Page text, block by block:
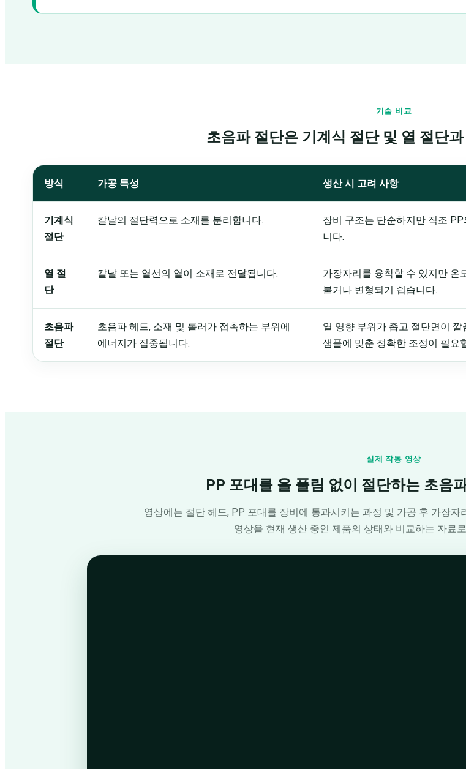
기술 비교
초음파 절단은 기계식 절단 및 열 절단
방식 가공 특성 생산 시 고려 사항
기계식
절단
칼날의 절단력으로 소재를 분리합니다.
장비 구조는 단순하지만 직조
니다.
열 절
단
칼날 또는 열선의 열이 소재로 전달됩니다.
가장자리를 융착할 수 있지만 온
붙거나 변형되기 쉽습니다.
초음파
절단
초음파 헤드, 소재 및 롤러가 접촉하는 부위에
에너지가 집중됩니다.
열 영향 부위가 좁고 절단면이
샘플에 맞춘 정확한 조정이 필요
실제 작동 영상
PP 포대를 올 풀림 없이 절단하는 초음
영상에는 절단 헤드, PP 포대를 장비에 통과시키는 과정 및 가공 후 가장자
영상을 현재 생산 중인 제품의 상태와 비교하는 자료